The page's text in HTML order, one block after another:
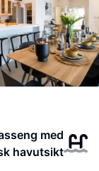
med
havutsikt